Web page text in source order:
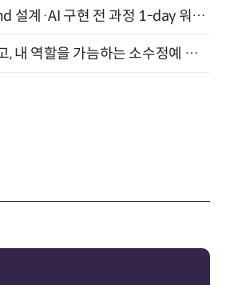
UX 기획·DESIGN.md 설계·AI 구현 전 과정 1-day 워크숍 with Claude Code·Codex 9월 15일 개최
글로벌 트렌드를 읽고, 내 역할을 가늠하는 소수정예 실습 워크숍 (8/28)